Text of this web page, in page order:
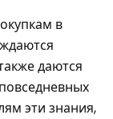
в
даются
эти знания,